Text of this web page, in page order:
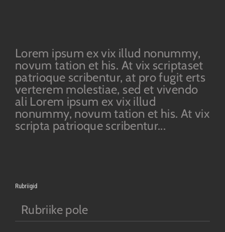
Lorem ipsum ex vix illud nonummy,
novum tation et his. At vix scriptaset
patrioque scribentur, at pro fugit erts
verterem molestiae, sed et vivendo
ali Lorem ipsum ex vix illud
nonummy, novum tation et his. At vix
scripta patrioque scribentur...
Rubriigid
Rubriike pole